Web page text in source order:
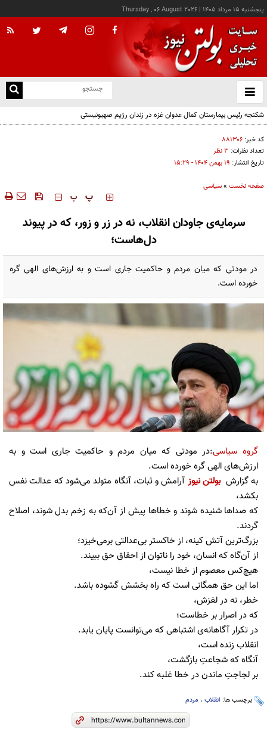
پنجشنبه ۱۵ مرداد ۱۴۰۵ |
Thursday , 06 August 2026
باز
و
شکنجه رئیس بیمارستان کمال عدوان غزه در زندان رژیم صهیونیستی
کد خبر: ۸۸۱۳۰۶
تعداد نظرات: ۳ نظر
تاریخ انتشار: ۱۹ بهمن ۱۴۰۴ - ۱۵:۲۹
صفحه نخست »سیاسی
‍‍‍ پ پ
سرمایه‌ی جاودان انقلاب، نه در زر و زور، که در پیوند
دل‌هاست؛
در مودتی که میان مردم و حاکمیت جاری است و به ارزش‌های الهی گره
خورده است.
گروه سیاسی:در مودتی که میان مردم و حاکمیت جاری است و به
ارزش‌های الهی گره خورده است.
به گزارشبولتن نیوز آرامش و ثبات، آنگاه متولد می‌شود که عدالت نفس
بکشد،
که صداها شنیده شوند و خطاها پیش از آن‌که به زخم بدل شوند، اصلاح
گردند.
بزرگ‌ترین آتش کینه، از خاکستر بی‌عدالتی برمی‌خیزد؛
از آن‌گاه که انسان، خود را ناتوان از احقاق حق ببیند.
هیچ‌کس معصوم از خطا نیست،
اما این حق همگانی است که راه بخشش گشوده باشد.
خطر، نه در لغزش،
که در اصرار بر خطاست؛
در تکرار آگاهانه‌ی اشتباهی که می‌توانست پایان یابد.
انقلاب زنده است،
آنگاه که شجاعتِ بازگشت،
بر لجاجتِ ماندن در خطا غلبه کند.
برچسب ها: انقلاب ، مردم